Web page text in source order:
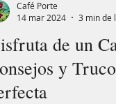
de un
y
Café Porte
14 mar 2024
3 min de